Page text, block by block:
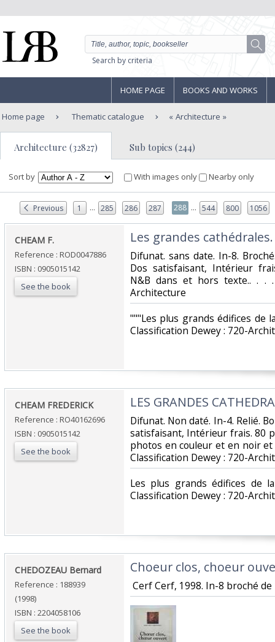
Search by criteria
HOME PAGE BOOKS AND WORKS
Home page Thematic catalogue Architecture
Architecture (32827) Sub topics (244)
Sort by With images only Nearby only
Previous 1 ... 285 286 287 288 ... 544 800 1056
‎CHEAM F.‎
Reference : ROD0047886
ISBN : 0905015142
See the book
‎Les grandes cathédrales.‎
‎Difunat. sans date. In-8.
Dos satisfaisant, Intérieur
N&B dans et hors texte.. . .
Architecture‎
‎"""Les plus grands édifices de
Classification Dewey : 720-
‎CHEAM FREDERICK‎
Reference : RO40162696
ISBN : 0905015142
See the book
‎LES GRANDES
‎Difunat. Non daté. In-4. Relié.
satisfaisant, Intérieur frais. 80
photos en couleur et en noir et
Classification Dewey : 720-
‎Les plus grands édifices de
Classification Dewey : 720-
‎CHEDOZEAU Bernard‎
Reference : 188939
(1998)
ISBN : 2204058106
See the book
‎Choeur clos, choeur
Cerf Cerf, 1998. In-8 broché